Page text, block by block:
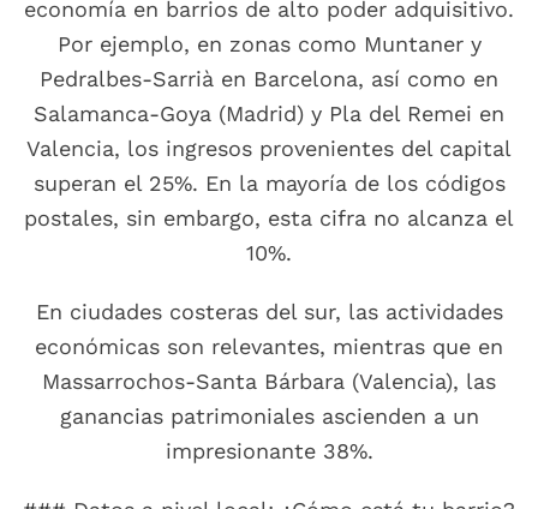
economía en barrios de alto poder adquisitivo.
Por ejemplo, en zonas como Muntaner y
Pedralbes-Sarrià en Barcelona, así como en
Salamanca-Goya (Madrid) y Pla del Remei en
Valencia, los ingresos provenientes del capital
superan el 25%. En la mayoría de los códigos
postales, sin embargo, esta cifra no alcanza el
10%.
En ciudades costeras del sur, las actividades
económicas son relevantes, mientras que en
Massarrochos-Santa Bárbara (Valencia), las
ganancias patrimoniales ascienden a un
impresionante 38%.